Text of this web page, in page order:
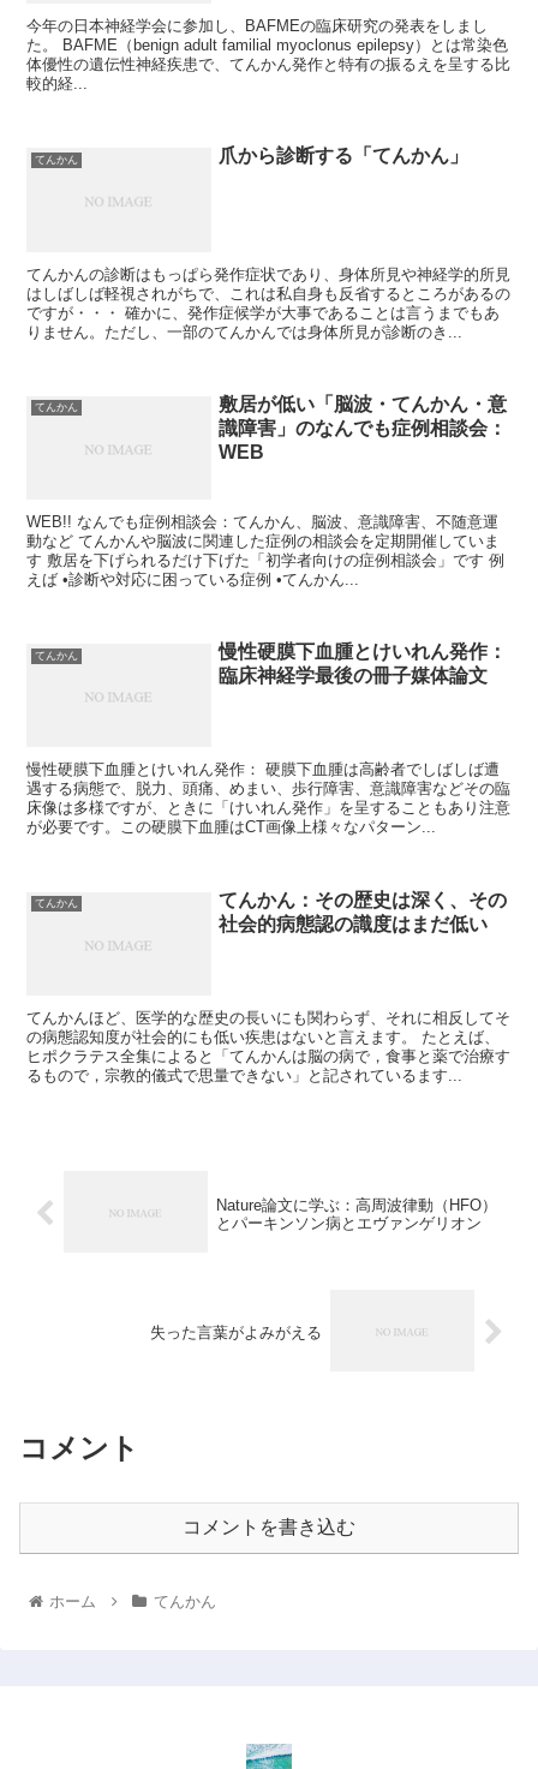
今年の日本神経学会に参加し、BAFMEの臨床研究の発表をしまし
た。 BAFME（benign adult familial myoclonus epilepsy）とは常染色
体優性の遺伝性神経疾患で、てんかん発作と特有の振るえを呈する比
較的経...
てんかん 爪から診断する「てんかん」
てんかんの診断はもっぱら発作症状であり、身体所見や神経学的所見
はしばしば軽視されがちで、これは私自身も反省するところがあるの
ですが・・・ 確かに、発作症候学が大事であることは言うまでもあ
りません。ただし、一部のてんかんでは身体所見が診断のき...
てんかん
敷居が低い「脳波・てんかん・意
識障害」のなんでも症例相談会：
WEB
WEB!! なんでも症例相談会：てんかん、脳波、意識障害、不随意運
動など てんかんや脳波に関連した症例の相談会を定期開催していま
す 敷居を下げられるだけ下げた「初学者向けの症例相談会」です 例
えば •診断や対応に困っている症例 •てんかん...
てんかん
慢性硬膜下血腫とけいれん発作：
臨床神経学最後の冊子媒体論文
慢性硬膜下血腫とけいれん発作： 硬膜下血腫は高齢者でしばしば遭
遇する病態で、脱力、頭痛、めまい、歩行障害、意識障害などその臨
床像は多様ですが、ときに「けいれん発作」を呈することもあり注意
が必要です。この硬膜下血腫はCT画像上様々なパターン...
てんかん
てんかん：その歴史は深く、その
社会的病態認の識度はまだ低い
てんかんほど、医学的な歴史の長いにも関わらず、それに相反してそ
の病態認知度が社会的にも低い疾患はないと言えます。 たとえば、
ヒポクラテス全集によると「てんかんは脳の病で，食事と薬で治療す
るもので，宗教的儀式で思量できない」と記されているます...
Nature論文に学ぶ：高周波律動（HFO）
とパーキンソン病とエヴァンゲリオン
失った言葉がよみがえる
コメント
コメントを書き込む
ホーム てんかん